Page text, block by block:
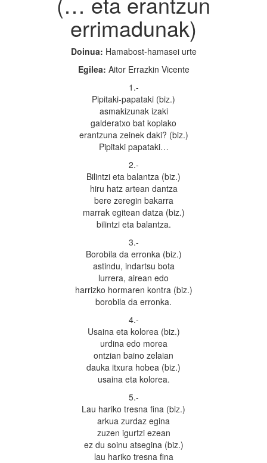
errimadunak)
Doinua: Hamabost-hamasei urte
Egilea: Aitor Errazkin Vicente
1.-
Pipitaki-papataki (biz.)
asmakizunak izaki
galderatxo bat koplako
erantzuna zeinek daki? (biz.)
Pipitaki papataki…
2.-
Bilintzi eta balantza (biz.)
hiru hatz artean dantza
bere zeregin bakarra
marrak egitean datza (biz.)
bilintzi eta balantza.
3.-
Borobila da erronka (biz.)
astindu, indartsu bota
lurrera, airean edo
harrizko hormaren kontra (biz.)
borobila da erronka.
4.-
Usaina eta kolorea (biz.)
urdina edo morea
ontzian baino zelaian
dauka itxura hobea (biz.)
usaina eta kolorea.
5.-
Lau hariko tresna fina (biz.)
arkua zurdaz egina
zuzen igurtzi ezean
ez du soinu atsegina (biz.)
lau hariko tresna fina